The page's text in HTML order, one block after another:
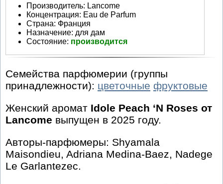
Производитель: Lancome
Концентрация: Eau de Parfum
Страна: Франция
Назначение: для дам
Состояние: производится
Семейства парфюмерии (группы
принадлежности): цветочные фруктовые
Женский аромат Idole Peach ‘N Roses от
Lancome выпущен в 2025 году.
Авторы-парфюмеры: Shyamala
Maisondieu, Adriana Medina-Baez, Nadege
Le Garlantezec.